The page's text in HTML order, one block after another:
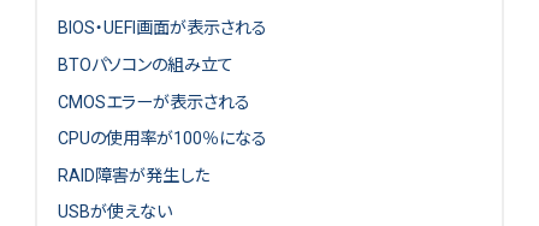
BIOS・UEFI画面が表示される
BTOパソコンの組み立て
CMOSエラーが表示される
CPUの使用率が100％になる
RAID障害が発生した
USBが使えない